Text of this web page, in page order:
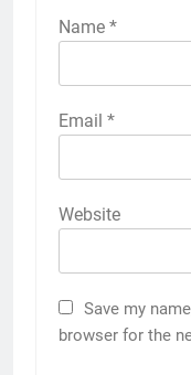
Name *
Email *
Website
Save my
browser for the